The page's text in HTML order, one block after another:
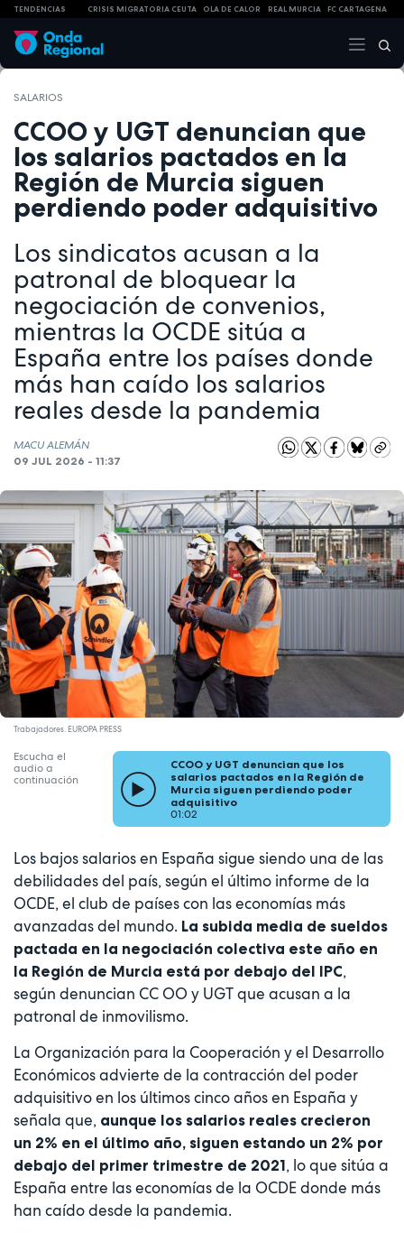
TENDENCIAS CRISIS MIGRATORIA CEUTA OLA DE CALOR REAL MURCIA FC CARTAGENA
SALARIOS
CCOO y UGT denuncian que
los salarios pactados en la
Región de Murcia siguen
perdiendo poder adquisitivo
Los sindicatos acusan a la
patronal de bloquear la
negociación de convenios,
mientras la OCDE sitúa a
España entre los países donde
más han caído los salarios
reales desde la pandemia
MACU ALEMÁN
09 JUL 2026 - 11:37
Trabajadores. EUROPA PRESS
Escucha el
audio a
continuación
CCOO y UGT denuncian que los
salarios pactados en la Región de
Murcia siguen perdiendo poder
adquisitivo
01:02
Los bajos salarios en España sigue siendo una de las
debilidades del país, según el último informe de la
OCDE, el club de países con las economías más
avanzadas del mundo. La subida media de sueldos
pactada en la negociación colectiva este año en
la Región de Murcia está por debajo del IPC,
según denuncian CC OO y UGT que acusan a la
patronal de inmovilismo.
La Organización para la Cooperación y el Desarrollo
Económicos advierte de la contracción del poder
adquisitivo en los últimos cinco años en España y
señala que, aunque los salarios reales crecieron
un 2% en el último año, siguen estando un 2% por
debajo del primer trimestre de 2021, lo que sitúa a
España entre las economías de la OCDE donde más
han caído desde la pandemia.